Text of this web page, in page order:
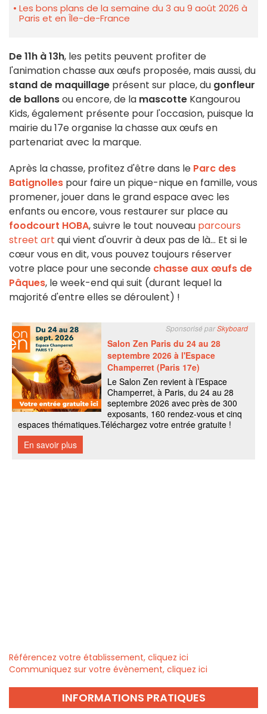
Les bons plans de la semaine du 3 au 9 août 2026 à
Paris et en Île-de-France
De 11h à 13h, les petits peuvent profiter de
l'animation chasse aux œufs proposée, mais aussi, du
stand de maquillage présent sur place, du gonfleur
de ballonsou encore, de la mascotte Kangourou
Kids, également présente pour l'occasion, puisque la
mairie du 17e organise la chasse aux œufs en
partenariat avec la marque.
Après la chasse, profitez d'être dans le Parc des
Batignolles pour faire un pique-nique en famille, vous
promener, jouer dans le grand espace avec les
enfants ou encore, vous restaurer sur place au
foodcourt HOBA, suivre le tout nouveau parcours
street art qui vient d'ouvrir à deux pas de là... Et si le
cœur vous en dit, vous pouvez toujours réserver
votre place pour une seconde chasse aux œufs de
Pâques, le week-end qui suit (durant lequel la
majorité d'entre elles se déroulent) !
Référencez votre établissement, cliquez ici
Communiquez sur votre évènement, cliquez ici
INFORMATIONS PRATIQUES